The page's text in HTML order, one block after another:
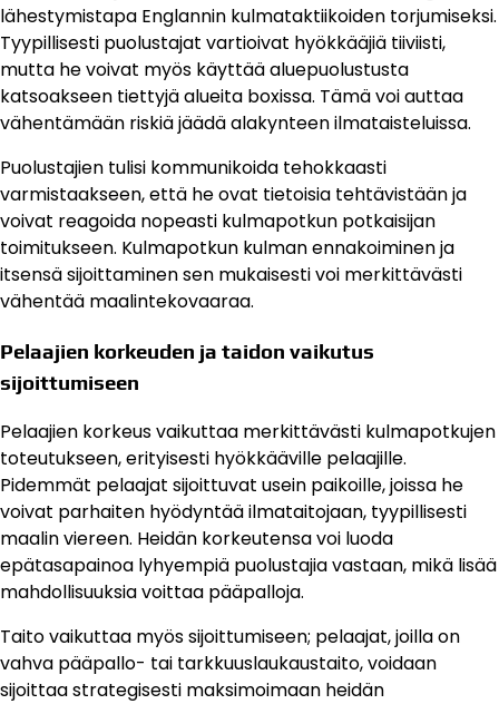
lähestymistapa Englannin kulmataktiikoiden torjumiseksi.
Tyypillisesti puolustajat vartioivat hyökkääjiä tiiviisti,
mutta he voivat myös käyttää aluepuolustusta
katsoakseen tiettyjä alueita boxissa. Tämä voi auttaa
vähentämään riskiä jäädä alakynteen ilmataisteluissa.
Puolustajien tulisi kommunikoida tehokkaasti
varmistaakseen, että he ovat tietoisia tehtävistään ja
voivat reagoida nopeasti kulmapotkun potkaisijan
toimitukseen. Kulmapotkun kulman ennakoiminen ja
itsensä sijoittaminen sen mukaisesti voi merkittävästi
vähentää maalintekovaaraa.
Pelaajien korkeuden ja taidon vaikutus
sijoittumiseen
Pelaajien korkeus vaikuttaa merkittävästi kulmapotkujen
toteutukseen, erityisesti hyökkääville pelaajille.
Pidemmät pelaajat sijoittuvat usein paikoille, joissa he
voivat parhaiten hyödyntää ilmataitojaan, tyypillisesti
maalin viereen. Heidän korkeutensa voi luoda
epätasapainoa lyhyempiä puolustajia vastaan, mikä lisää
mahdollisuuksia voittaa pääpalloja.
Taito vaikuttaa myös sijoittumiseen; pelaajat, joilla on
vahva pääpallo- tai tarkkuuslaukaustaito, voidaan
sijoittaa strategisesti maksimoimaan heidän